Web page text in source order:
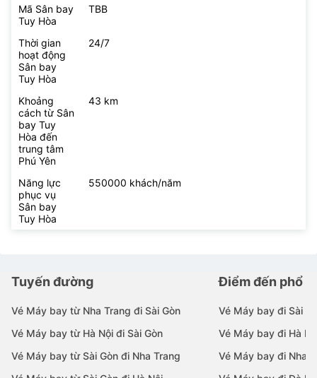
Mã Sân bay
Tuy Hòa
TBB
Thời gian
hoạt động
Sân bay
Tuy Hòa
24/7
Khoảng
cách từ Sân
bay Tuy
Hòa đến
trung tâm
Phú Yên
43 km
Năng lực
phục vụ
Sân bay
Tuy Hòa
550000 khách/năm
Tuyến đường
Vé Máy bay từ Nha Trang đi Sài Gòn
Vé Máy bay từ Hà Nội đi Sài Gòn
Vé Máy bay từ Sài Gòn đi Nha Trang
Điểm đến phổ
Vé Máy bay đi Sài
Vé Máy bay đi Hà
Vé Máy bay đi Nha